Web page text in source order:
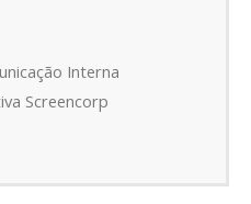
Interna
Screencorp